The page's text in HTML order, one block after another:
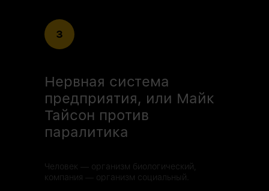
3
Нервная система
предприятия, или Майк
Тайсон против
паралитика
Человек — организм биологический,
компания — организм социальный.